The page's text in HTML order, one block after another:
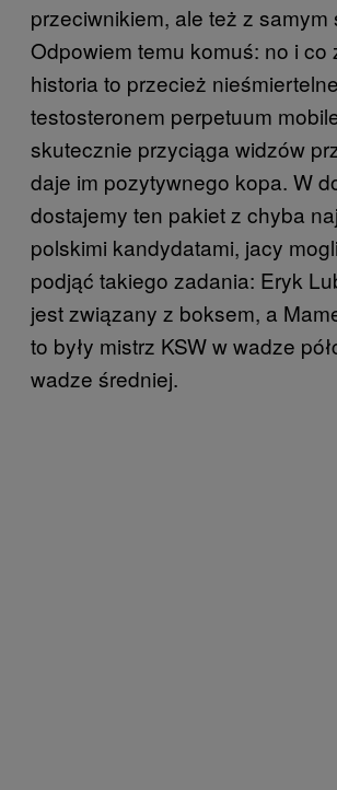
przeciwnikiem, ale też z samym
Odpowiem temu komuś: no i co
historia to przecież
testosteronem perpetuum
skutecznie przyciąga widzów
daje im pozytywnego kopa. W
dostajemy ten pakiet z chyba
polskimi kandydatami, jacy
podjąć takiego zadania: Eryk
jest związany z boksem, a
to były mistrz KSW w wadze
wadze średniej.